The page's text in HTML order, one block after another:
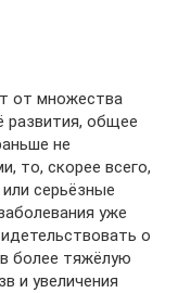
от множества
развития, общее
не
то, скорее всего,
серьёзные
уже
о
более тяжёлую
и увеличения